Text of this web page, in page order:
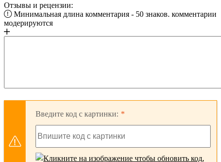
Отзывы и рецензии:
Минимальная длина комментария - 50 знаков. комментарии
модерируются
Введите код с картинки: